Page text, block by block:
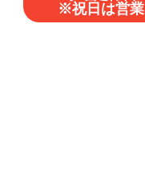
※祝日は営業